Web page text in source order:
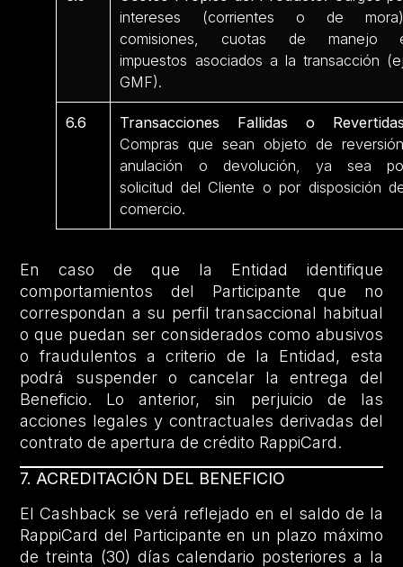
intereses (corrientes o de
comisiones, cuotas de manejo
impuestos asociados a la transacción
GMF).
6.6
Transacciones Fallidas o
Compras que sean objeto de
anulación o devolución, ya sea
solicitud del Cliente o por disposición
comercio.
En caso de que la Entidad identifique
comportamientos del Participante que no
correspondan a su perfil transaccional habitual
o que puedan ser considerados como abusivos
o fraudulentos a criterio de la Entidad, esta
podrá suspender o cancelar la entrega del
Beneficio. Lo anterior, sin perjuicio de las
acciones legales y contractuales derivadas del
contrato de apertura de crédito RappiCard.
7. ACREDITACIÓN DEL BENEFICIO
El Cashback se verá reflejado en el saldo de la
RappiCard del Participante en un plazo máximo
de treinta (30) días calendario posteriores a la